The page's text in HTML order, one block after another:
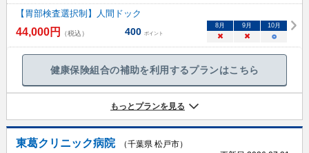
【胃部検査選択制】人間ドック
44,000円 （税込） 400 ポイント
8月 9月 10月
× × ○
健康保険組合の補助を利用するプランはこちら
もっとプランを見る
東葛クリニック病院
（千葉県 松戸市）